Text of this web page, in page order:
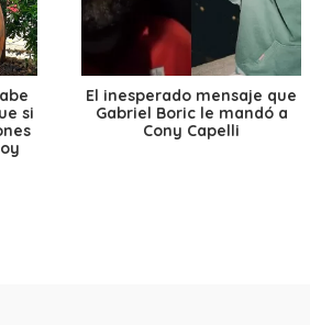
si
El inesperado mensaje que
Gabriel Boric le mandó a
Cony Capelli